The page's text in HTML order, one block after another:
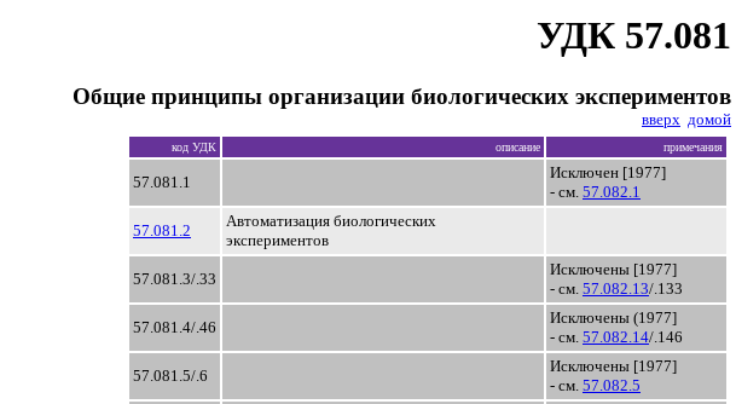
УДК 57.081
Общие принципы организации биологических экспериментов
вверх домой
код УДК описание примечания
57.081.1
Исключен [1977]
- см. 57.082.1
57.081.2
Автоматизация биологических
экспериментов
57.081.3/.33
Исключены [1977]
- см. 57.082.13/.133
57.081.4/.46
Исключены (1977]
- см. 57.082.14/.146
57.081.5/.6
Исключены [1977]
- см. 57.082.5